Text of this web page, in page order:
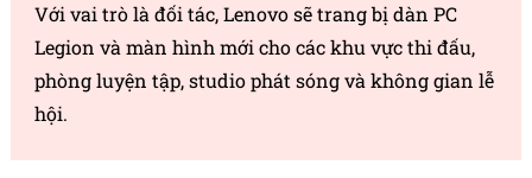
Với vai trò là đối tác, Lenovo sẽ trang bị dàn PC
Legion và màn hình mới cho các khu vực thi đấu,
phòng luyện tập, studio phát sóng và không gian lễ
hội.